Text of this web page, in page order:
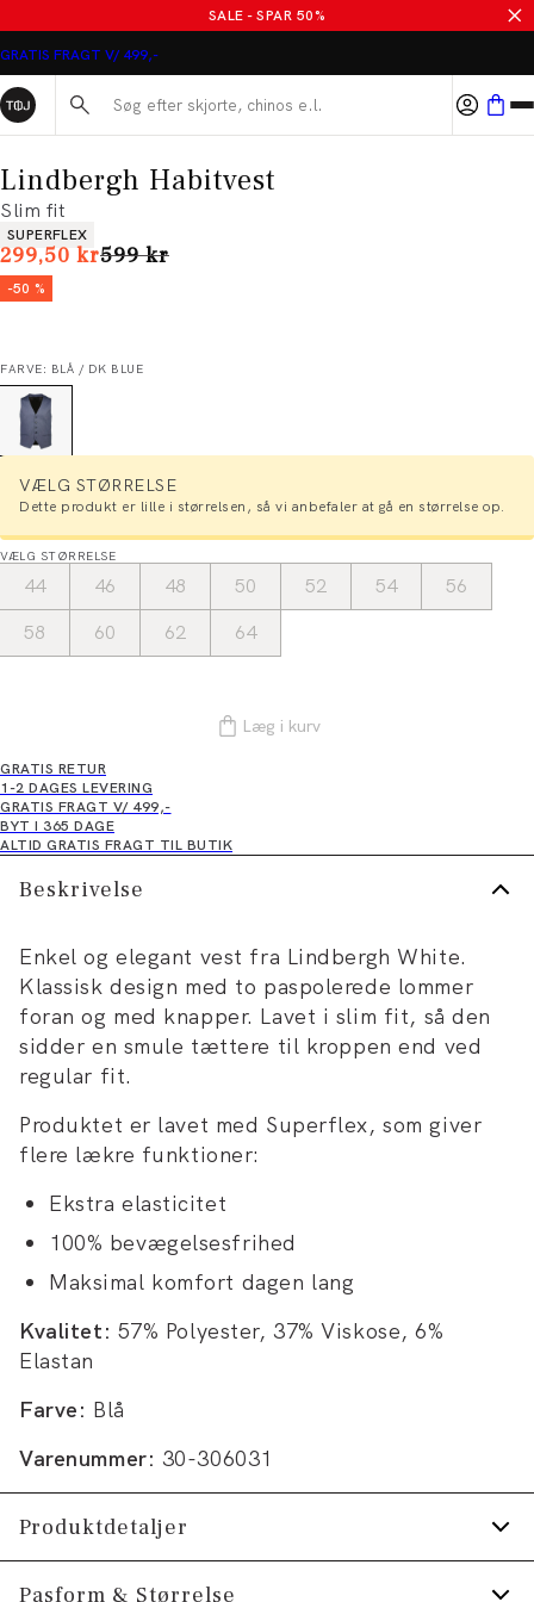
SALE - SPAR 50%
GRATIS FRAGT V/ 499,-
Søg her...
Lindbergh Habitvest
Slim fit
Produkt egenskaber
SUPERFLEX
299,50 krI alt (uden rabat)
599 kr
-50 %
FARVE: BLÅ / DK BLUE
VÆLG STØRRELSE
Dette produkt er lille i størrelsen, så vi anbefaler at gå en størrelse op.
VÆLG STØRRELSE
44 46 48 50 52 54
56
58
60 62 64
Læg i kurv
GRATIS RETUR
1-2 DAGES LEVERING
GRATIS FRAGT V/ 499,-
BYT I 365 DAGE
ALTID GRATIS FRAGT TIL BUTIK
Beskrivelse
Enkel og elegant vest fra Lindbergh White.
Klassisk design med to paspolerede lommer
foran og med knapper. Lavet i slim fit, så den
sidder en smule tættere til kroppen end ved
regular fit.
Produktet er lavet med Superflex, som giver
flere lækre funktioner:
Ekstra elasticitet
100% bevægelsesfrihed
Maksimal komfort dagen lang
Kvalitet: 57% Polyester, 37% Viskose, 6%
Elastan
Farve: Blå
Varenummer: 30-306031
Produktdetaljer
Vesten lukkes med fem knapper foran.
Pasform & Størrelse